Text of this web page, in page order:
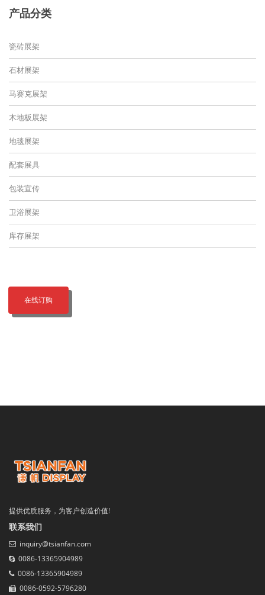
产品分类
瓷砖展架
石材展架
马赛克展架
木地板展架
地毯展架
配套展具
包装宣传
卫浴展架
库存展架
在线订购
提供优质服务，为客户创造价值!
联系我们
inquiry@tsianfan.com
0086-13365904989
0086-13365904989
0086-0592-5796280